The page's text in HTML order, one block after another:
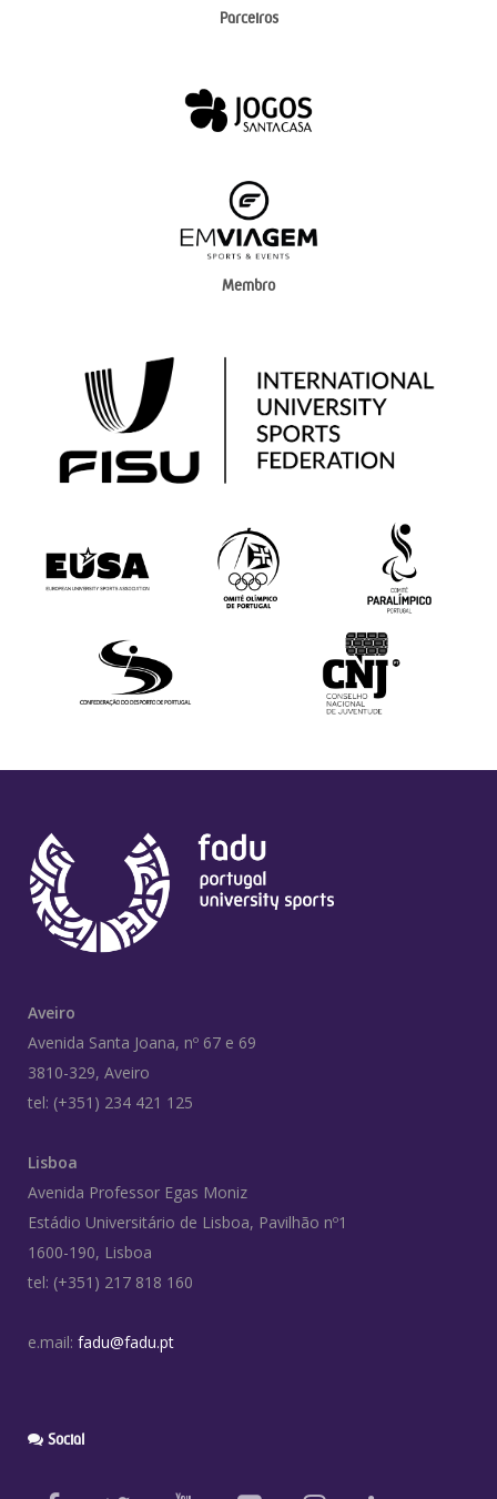
Parceiros
Membro
Aveiro
Avenida Santa Joana, nº 67 e 69
3810-329, Aveiro
tel: (+351) 234 421 125
Lisboa
Avenida Professor Egas Moniz
Estádio Universitário de Lisboa, Pavilhão nº1
1600-190, Lisboa
tel: (+351) 217 818 160
e.mail: fadu@fadu.pt
Social